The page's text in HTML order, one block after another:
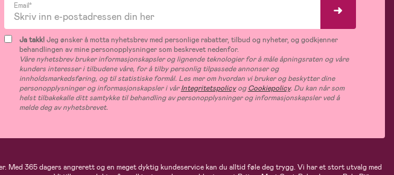
Email*
Ja takk!Jeg ønsker å motta nyhetsbrev med personlige rabatter, tilbud og nyheter, og godkjenner
behandlingen av mine personopplysninger som beskrevet nedenfor.
Våre nyhetsbrev bruker informasjonskapsler og lignende teknologier for å måle åpningsraten og våre
kunders interesser i tilbudene våre, for å tilby personlig tilpassede annonser og
innholdsmarkedsføring, og til statistiske formål. Les mer om hvordan vi bruker og beskytter dine
personopplysninger og informasjonskapsler i vårIntegritetspolicyogCookiepolicy. Du kan når som
helst tilbakekalle ditt samtykke til behandling av personopplysninger og informasjonskapsler ved å
melde deg av nyhetsbrevet.
365 dagers angrerett og en meget dyktig kundeservice kan du alltid føle deg trygg. Vi har et stort utvalg med